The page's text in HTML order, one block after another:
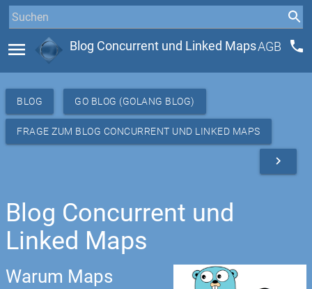
menu Blog Concurrent und Linked MapsAGB phone
BLOG GO BLOG (GOLANG BLOG)
FRAGE ZUM BLOG CONCURRENT UND LINKED MAPS
navigate_next
Blog Concurrent und
Linked Maps
Warum Maps